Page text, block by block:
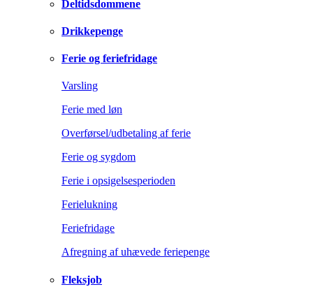
Deltidsdommene
Drikkepenge
Ferie og feriefridage
Varsling
Ferie med løn
Overførsel/udbetaling af ferie
Ferie og sygdom
Ferie i opsigelsesperioden
Ferielukning
Feriefridage
Afregning af uhævede feriepenge
Fleksjob